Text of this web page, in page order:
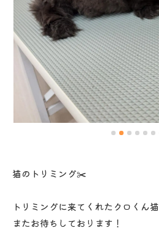
猫のトリミング✂️
トリミングに来てくれたクロくん猫
またお待ちしております！